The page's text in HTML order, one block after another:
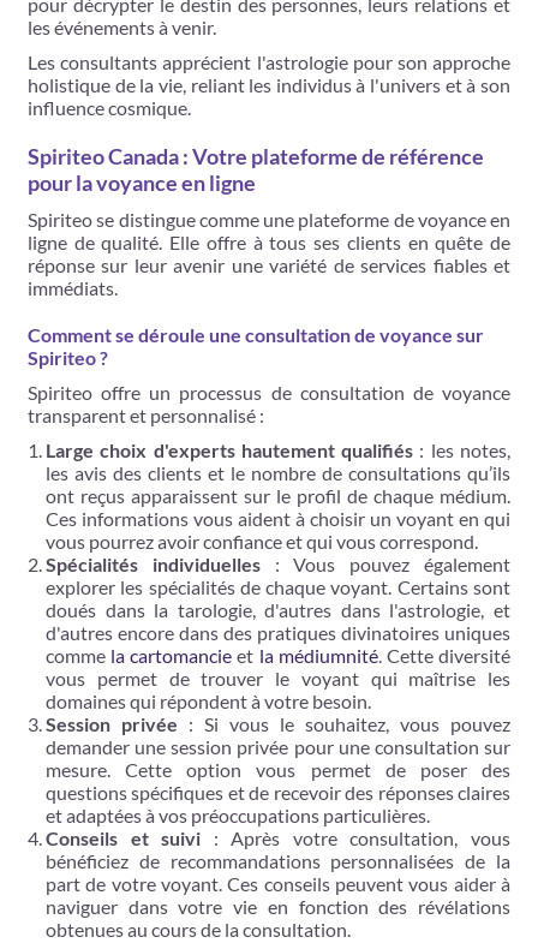
les événements à venir.
Les consultants apprécient l'astrologie pour son approche
holistique de la vie, reliant les individus à l'univers et à son
influence cosmique.
Spiriteo Canada : Votre plateforme de référence
pour la voyance en ligne
Spiriteo se distingue comme une plateforme de voyance en
ligne de qualité. Elle offre à tous ses clients en quête de
réponse sur leur avenir une variété de services fiables et
immédiats.
Comment se déroule une consultation de voyance sur
Spiriteo ?
Spiriteo offre un processus de consultation de voyance
transparent et personnalisé :
Large choix d'experts hautement qualifiés : les notes,
les avis des clients et le nombre de consultations qu’ils
ont reçus apparaissent sur le profil de chaque médium.
Ces informations vous aident à choisir un voyant en qui
vous pourrez avoir confiance et qui vous correspond.
Spécialités individuelles: Vous pouvez également
explorer les spécialités de chaque voyant. Certains sont
doués dans la tarologie, d'autres dans l'astrologie, et
d'autres encore dans des pratiques divinatoires uniques
comme la cartomancie et la médiumnité. Cette diversité
vous permet de trouver le voyant qui maîtrise les
domaines qui répondent à votre besoin.
Session privée : Si vous le souhaitez, vous pouvez
demander une session privée pour une consultation sur
mesure. Cette option vous permet de poser des
questions spécifiques et de recevoir des réponses claires
et adaptées à vos préoccupations particulières.
Conseils et suivi : Après votre consultation, vous
bénéficiez de recommandations personnalisées de la
part de votre voyant. Ces conseils peuvent vous aider à
naviguer dans votre vie en fonction des révélations
obtenues au cours de la consultation.